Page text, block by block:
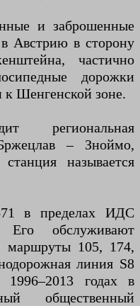
и заброшенные
Австрию в сторону
частично
дорожки
к Шенгенской зоне.
региональная
– Зноймо,
называется
в пределах ИДС
Его обслуживают
маршруты 105, 174,
линия S8
1996–2013 годах в
общественный